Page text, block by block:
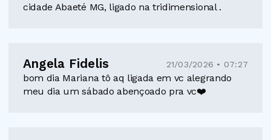
cidade Abaeté MG, ligado na tridimensional .
Angela Fidelis 21/03/2026 • 07:27
bom dia Mariana tô aq ligada em vc alegrando
meu dia um sábado abençoado pra vc❤️